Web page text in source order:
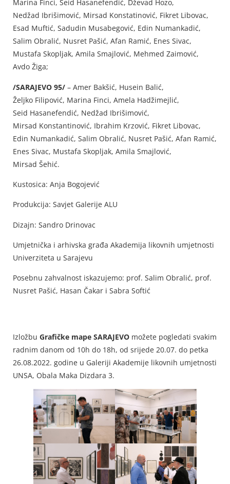
Marina Finci, Seid Hasanefendić, Dževad Hozo,
Nedžad Ibrišimović, Mirsad Konstatinović, Fikret Libovac,
Esad Muftić, Sadudin Musabegović, Edin Numankadić,
Salim Obralić, Nusret Pašić, Afan Ramić, Enes Sivac,
Mustafa Skopljak, Amila Smajlović, Mehmed Zaimović,
Avdo Žiga;
/SARAJEVO 95/ – Amer Bakšić, Husein Balić,
Željko Filipović, Marina Finci, Amela Hadžimejlić,
Seid Hasanefendić, Nedžad Ibrišimović,
Mirsad Konstantinović, Ibrahim Krzović, Fikret Libovac,
Edin Numankadić, Salim Obralić, Nusret Pašić, Afan Ramić,
Enes Sivac, Mustafa Skopljak, Amila Smajlović,
Mirsad Šehić.
Kustosica: Anja Bogojević
Produkcija: Savjet Galerije ALU
Dizajn: Sandro Drinovac
Umjetnička i arhivska građa Akademija likovnih umjetnosti
Univerziteta u Sarajevu
Posebnu zahvalnost iskazujemo: prof. Salim Obralić, prof.
Nusret Pašić, Hasan Čakar i Sabra Softić
Izložbu Grafičke mape SARAJEVO možete pogledati svakim
radnim danom od 10h do 18h, od srijede 20.07. do petka
26.08.2022. godine u Galeriji Akademije likovnih umjetnosti
UNSA, Obala Maka Dizdara 3.